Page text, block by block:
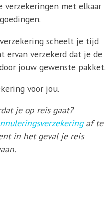
met elkaar
scheelt je tijd
ervan verzekerd dat je de
jouw gewenste pakket.
voor jou.
je op reis gaat?
af te
in het geval je reis